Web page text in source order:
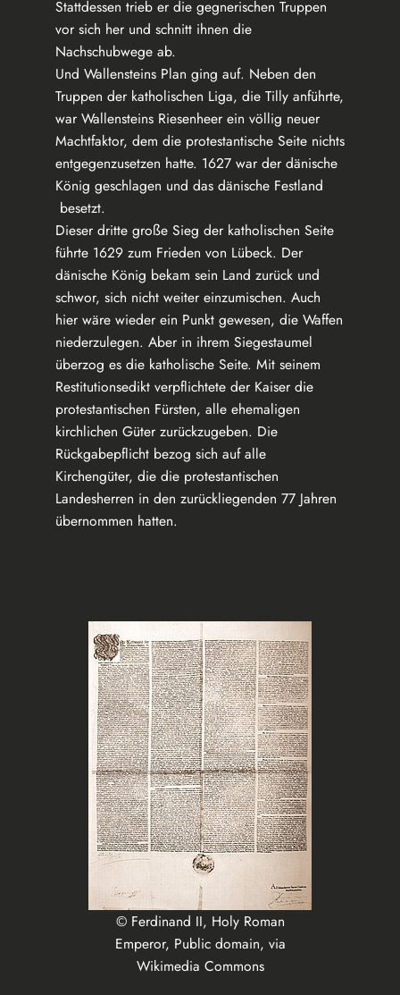
Stattdessen trieb er die gegnerischen Truppen
vor sich her und schnitt ihnen die
Nachschubwege ab.
Und Wallensteins Plan ging auf. Neben den
Truppen der katholischen Liga, die Tilly anführte,
war Wallensteins Riesenheer ein völlig neuer
Machtfaktor, dem die protestantische Seite nichts
entgegenzusetzen hatte. 1627 war der dänische
König geschlagen und das dänische Festland
besetzt.
Dieser dritte große Sieg der katholischen Seite
führte 1629 zum Frieden von Lübeck. Der
dänische König bekam sein Land zurück und
schwor, sich nicht weiter einzumischen. Auch
hier wäre wieder ein Punkt gewesen, die Waffen
niederzulegen. Aber in ihrem Siegestaumel
überzog es die katholische Seite. Mit seinem
Restitutionsedikt verpflichtete der Kaiser die
protestantischen Fürsten, alle ehemaligen
kirchlichen Güter zurückzugeben. Die
Rückgabepflicht bezog sich auf alle
Kirchengüter, die die protestantischen
Landesherren in den zurückliegenden 77 Jahren
übernommen hatten.
© Ferdinand II, Holy Roman
Emperor, Public domain, via
Wikimedia Commons